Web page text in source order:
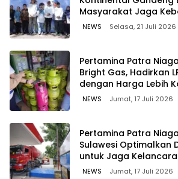
Masyarakat Jaga
Bitung, Sulawesi
NEWS Selasa, 21 Juli 2026
Pertamina Patra
Bright Gas, Hadirkan
dengan Harga Lebih
NEWS Jumat, 17 Juli 2026
Pertamina Patra
Sulawesi Optimalkan
untuk Jaga
di Seluruh Wilayah
NEWS Jumat, 17 Juli 2026